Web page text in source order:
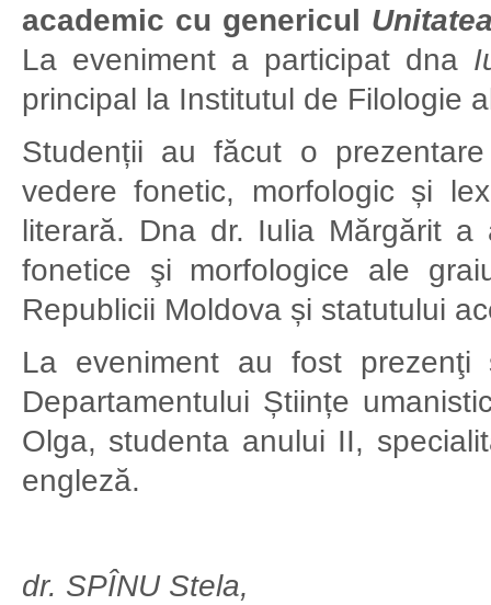
academic cu genericul
La eveniment a participat dna
principal la Institutul de Filologie
Studenții au făcut o
vedere fonetic, morfologic și
literară. Dna dr. Iulia Mărgărit
fonetice şi morfologice ale
Republicii Moldova și statutului
La eveniment au fost prezenţi
Departamentului Științe
Olga, studenta anului II,
engleză.
dr. SPÎNU Stela,